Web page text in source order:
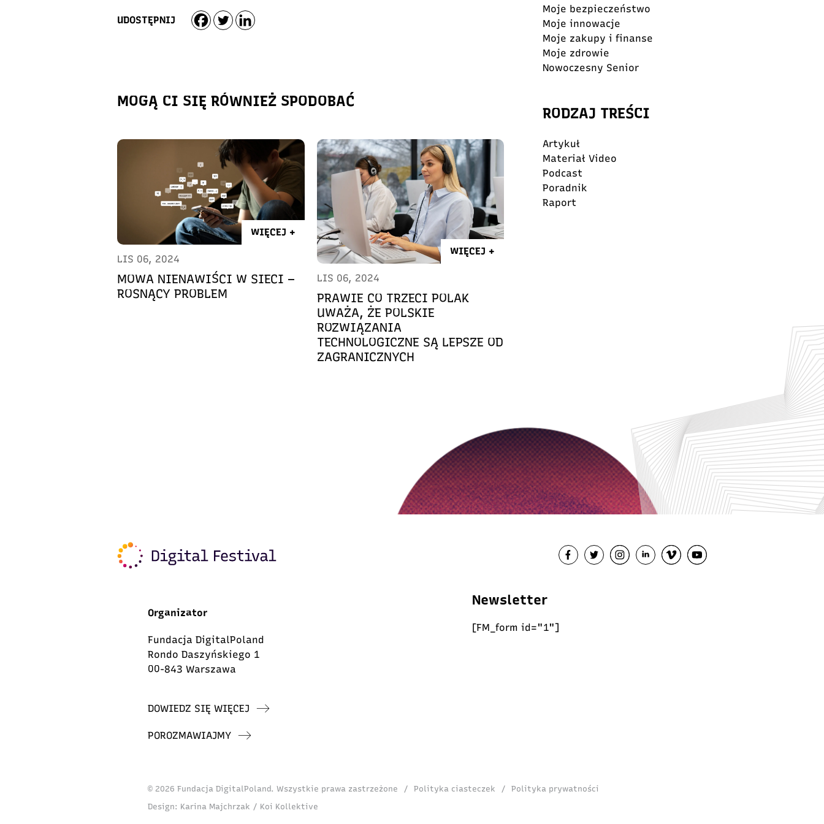
UDOSTĘPNIJ
MOGĄ CI SIĘ RÓWNIEŻ SPODOBAĆ
WIĘCEJ +
LIS 06, 2024
MOWA NIENAWIŚCI W SIECI –
ROSNĄCY PROBLEM
WIĘCEJ +
LIS 06, 2024
PRAWIE CO TRZECI POLAK
UWAŻA, ŻE POLSKIE
ROZWIĄZANIA
TECHNOLOGICZNE SĄ LEPSZE OD
ZAGRANICZNYCH
Moje bezpieczeństwo
Moje innowacje
Moje zakupy i finanse
Moje zdrowie
Nowoczesny Senior
RODZAJ TREŚCI
Artykuł
Materiał Video
Podcast
Poradnik
Raport
Organizator
Fundacja DigitalPoland
Rondo Daszyńskiego 1
00-843 Warszawa
DOWIEDZ SIĘ WIĘCEJ
POROZMAWIAJMY
Newsletter
[FM_form id="1"]
© 2026 Fundacja DigitalPoland. Wszystkie prawa zastrzeżone / Polityka ciasteczek /
Polityka prywatności
Design: Karina Majchrzak / Koi Kollektive